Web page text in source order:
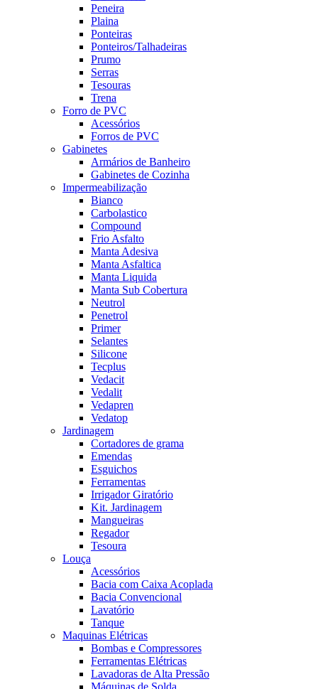
Peneira
Plaina
Ponteiras
Ponteiros/Talhadeiras
Prumo
Serras
Tesouras
Trena
Forro de PVC
Acessórios
Forros de PVC
Gabinetes
Armários de Banheiro
Gabinetes de Cozinha
Impermeabilização
Bianco
Carbolastico
Compound
Frio Asfalto
Manta Adesiva
Manta Asfaltica
Manta Liquida
Manta Sub Cobertura
Neutrol
Penetrol
Primer
Selantes
Silicone
Tecplus
Vedacit
Vedalit
Vedapren
Vedatop
Jardinagem
Cortadores de grama
Emendas
Esguichos
Ferramentas
Irrigador Giratório
Kit. Jardinagem
Mangueiras
Regador
Tesoura
Louça
Acessórios
Bacia com Caixa Acoplada
Bacia Convencional
Lavatório
Tanque
Maquinas Elétricas
Bombas e Compressores
Ferramentas Elétricas
Lavadoras de Alta Pressão
Máquinas de Solda